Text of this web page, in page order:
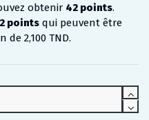
obtenir 42 points.
points qui peuvent être
de 2,100 TND.